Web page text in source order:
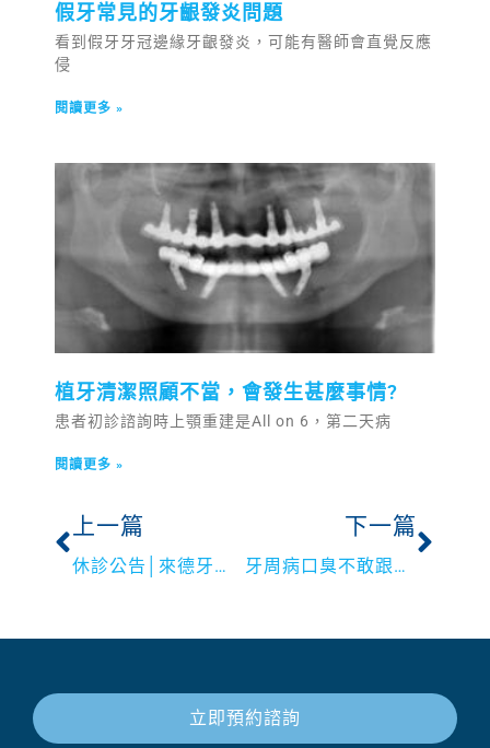
假牙常見的牙齦發炎問題
看到假牙牙冠邊緣牙齦發炎，可能有醫師會直覺反應
侵
閱讀更多 »
植牙清潔照顧不當，會發生甚麼事情?
患者初診諮詢時上顎重建是All on 6，第二天病
閱讀更多 »
上一篇
休診公告│來德牙醫2021/1/1-2021/1/3元旦休診
下一篇
牙周病口臭不敢跟朋友講話嗎？專業醫生教你牙周病口臭怎麼辦
立即預約諮詢